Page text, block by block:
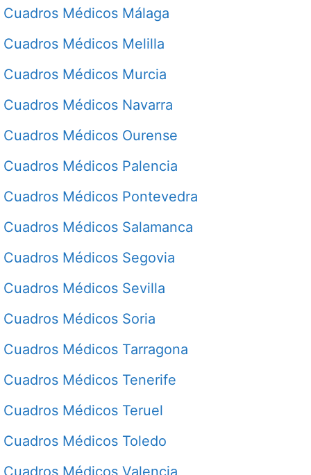
Cuadros Médicos Málaga
Cuadros Médicos Melilla
Cuadros Médicos Murcia
Cuadros Médicos Navarra
Cuadros Médicos Ourense
Cuadros Médicos Palencia
Cuadros Médicos Pontevedra
Cuadros Médicos Salamanca
Cuadros Médicos Segovia
Cuadros Médicos Sevilla
Cuadros Médicos Soria
Cuadros Médicos Tarragona
Cuadros Médicos Tenerife
Cuadros Médicos Teruel
Cuadros Médicos Toledo
Cuadros Médicos Valencia